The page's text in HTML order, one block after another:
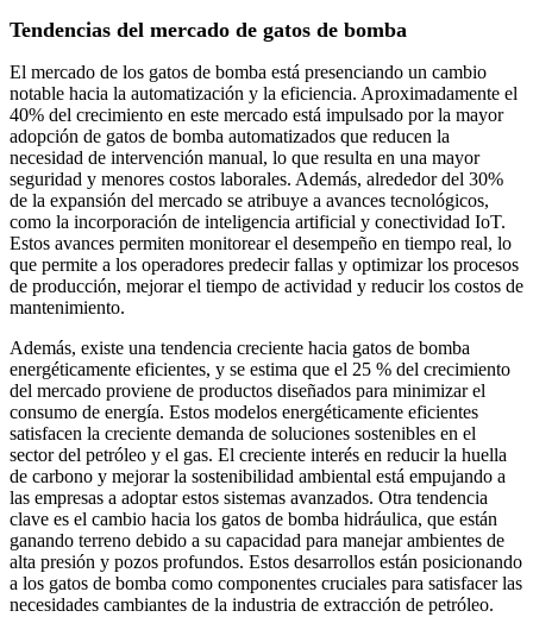
Tendencias del mercado de gatos de bomba
El mercado de los gatos de bomba está presenciando un cambio
notable hacia la automatización y la eficiencia. Aproximadamente el
40% del crecimiento en este mercado está impulsado por la mayor
adopción de gatos de bomba automatizados que reducen la
necesidad de intervención manual, lo que resulta en una mayor
seguridad y menores costos laborales. Además, alrededor del 30%
de la expansión del mercado se atribuye a avances tecnológicos,
como la incorporación de inteligencia artificial y conectividad IoT.
Estos avances permiten monitorear el desempeño en tiempo real, lo
que permite a los operadores predecir fallas y optimizar los procesos
de producción, mejorar el tiempo de actividad y reducir los costos de
mantenimiento.
Además, existe una tendencia creciente hacia gatos de bomba
energéticamente eficientes, y se estima que el 25 % del crecimiento
del mercado proviene de productos diseñados para minimizar el
consumo de energía. Estos modelos energéticamente eficientes
satisfacen la creciente demanda de soluciones sostenibles en el
sector del petróleo y el gas. El creciente interés en reducir la huella
de carbono y mejorar la sostenibilidad ambiental está empujando a
las empresas a adoptar estos sistemas avanzados. Otra tendencia
clave es el cambio hacia los gatos de bomba hidráulica, que están
ganando terreno debido a su capacidad para manejar ambientes de
alta presión y pozos profundos. Estos desarrollos están posicionando
a los gatos de bomba como componentes cruciales para satisfacer las
necesidades cambiantes de la industria de extracción de petróleo.